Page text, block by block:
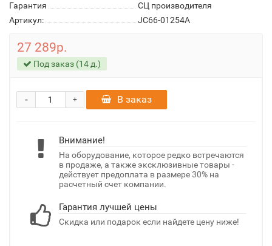
Гарантия
СЦ производителя
Артикул:
JC66-01254A
27 289р.
Под заказ (14 д.)
+
- В заказ
Внимание!
На оборудование, которое редко встречаются
в продаже, а также эксклюзивные товары -
действует предоплата в размере 30% на
расчетный счет компании.
Гарантия лучшей цены
Скидка или подарок если найдете цену ниже!